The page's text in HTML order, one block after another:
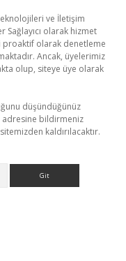
ve İletişim
Sağlayıcı olarak hizmet
proaktif olarak denetleme
Ancak, üyelerimiz
olup, siteye üye olarak
düşündüğünüz
adresine bildirmeniz
kaldırılacaktır.